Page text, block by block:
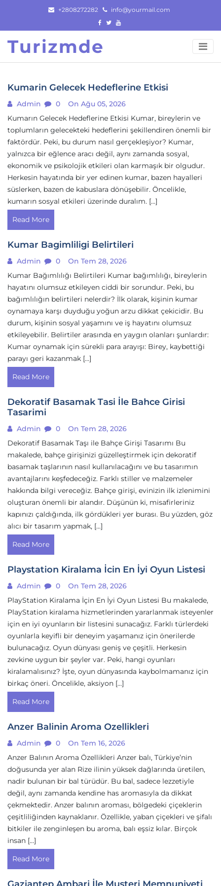
content
+2808272282 info@yourmail.com
Turizmde
Kumarin Gelecek Hedeflerine Etkisi
Admin 0
On Ağu 05, 2026
Kumarın Gelecek Hedeflerine Etkisi Kumar, bireylerin ve
toplumların gelecekteki hedeflerini şekillendiren önemli bir
faktördür. Peki, bu durum nasıl gerçekleşiyor? Kumar,
yalnızca bir eğlence aracı değil, aynı zamanda sosyal,
ekonomik ve psikolojik etkileri olan karmaşık bir olgudur.
Herkesin hayatında bir yer edinen kumar, bazen hayalleri
süslerken, bazen de kabuslara dönüşebilir. Öncelikle,
kumarın sosyal etkileri üzerinde duralım. […]
Read More
Kumar Bagimliligi Belirtileri
Admin 0
On Tem 28, 2026
Kumar Bağımlılığı Belirtileri Kumar bağımlılığı, bireylerin
hayatını olumsuz etkileyen ciddi bir sorundur. Peki, bu
bağımlılığın belirtileri nelerdir? İlk olarak, kişinin kumar
oynamaya karşı duyduğu yoğun arzu dikkat çekicidir. Bu
durum, kişinin sosyal yaşamını ve iş hayatını olumsuz
etkileyebilir. Belirtiler arasında en yaygın olanları şunlardır:
Kumar oynamak için sürekli para arayışı: Birey, kaybettiği
parayı geri kazanmak […]
Read More
Dekoratif Basamak Tasi İle Bahce Girisi
Tasarimi
Admin 0
On Tem 28, 2026
Dekoratif Basamak Taşı ile Bahçe Girişi Tasarımı Bu
makalede, bahçe girişinizi güzelleştirmek için dekoratif
basamak taşlarının nasıl kullanılacağını ve bu tasarımın
avantajlarını keşfedeceğiz. Farklı stiller ve malzemeler
hakkında bilgi vereceğiz. Bahçe girişi, evinizin ilk izlenimini
oluşturan önemli bir alandır. Düşünün ki, misafirleriniz
kapınızı çaldığında, ilk gördükleri yer burası. Bu yüzden, göz
alıcı bir tasarım yapmak, […]
Read More
Playstation Kiralama İcin En İyi Oyun Listesi
Admin 0
On Tem 28, 2026
PlayStation Kiralama İçin En İyi Oyun Listesi Bu makalede,
PlayStation kiralama hizmetlerinden yararlanmak isteyenler
için en iyi oyunların bir listesini sunacağız. Farklı türlerdeki
oyunlarla keyifli bir deneyim yaşamanız için önerilerde
bulunacağız. Oyun dünyası geniş ve çeşitli. Herkesin
zevkine uygun bir şeyler var. Peki, hangi oyunları
kiralamalısınız? İşte, oyun dünyasında kaybolmamanız için
birkaç öneri. Öncelikle, aksiyon […]
Read More
Anzer Balinin Aroma Ozellikleri
Admin 0
On Tem 16, 2026
Anzer Balının Aroma Özellikleri Anzer balı, Türkiye’nin
doğusunda yer alan Rize ilinin yüksek dağlarında üretilen,
nadir bulunan bir bal türüdür. Bu bal, sadece lezzetiyle
değil, aynı zamanda kendine has aromasıyla da dikkat
çekmektedir. Anzer balının aroması, bölgedeki çiçeklerin
çeşitliliğinden kaynaklanır. Özellikle, yaban çiçekleri ve şifalı
bitkiler ile zenginleşen bu aroma, balı eşsiz kılar. Birçok
insan […]
Read More